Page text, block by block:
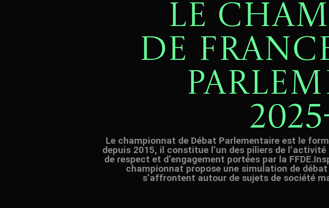
LE
DE
Le championnat de Débat Parlementaire est le
depuis 2015, il constitue l’un des piliers de
de respect et d’engagement portées par la FFDE.​
championnat propose une simulation de
s’affrontent autour de sujets de société